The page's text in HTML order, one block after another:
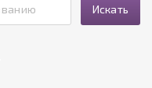
Искать